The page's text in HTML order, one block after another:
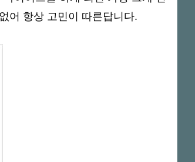
어 항상 고민이 따른답니다.